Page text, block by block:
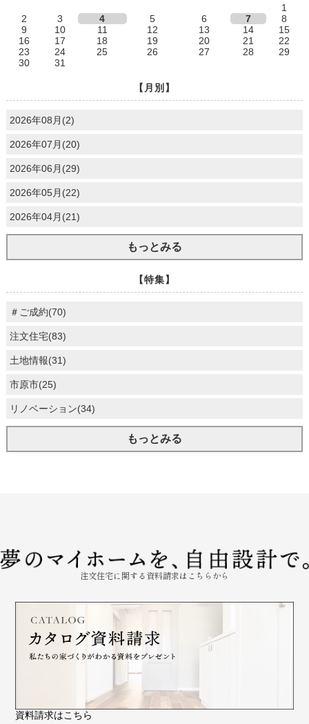
1
2
3 4 5 6 7
8
9
10 11 12 13 14
15
16
17 18 19 20 21
22
23
24 25 26 27 28
29
30
31
【月別】
2026年08月(2)
2026年07月(20)
2026年06月(29)
2026年05月(22)
2026年04月(21)
もっとみる
【特集】
＃ご成約(70)
注文住宅(83)
土地情報(31)
市原市(25)
リノベーション(34)
もっとみる
注文住宅に関する資料請求はこちらから
資料請求はこちら